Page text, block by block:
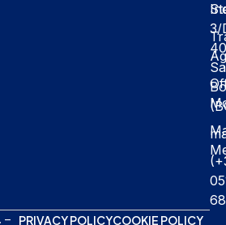
3/
–
PRIVACY POLICYCOOKIE POLICY